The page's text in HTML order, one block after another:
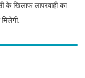
के खिलाफ लापरवाही का